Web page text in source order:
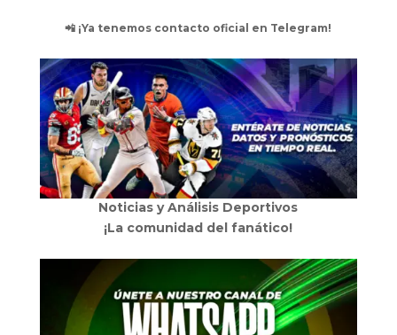
📲 ¡Ya tenemos contacto oficial en Telegram!
Noticias y Análisis Deportivos
¡La comunidad del fanático!